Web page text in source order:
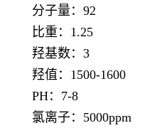
分子量：92
比重：1.25
羟基数：3
羟值：1500-1600
PH：7-8
氯离子：5000ppm